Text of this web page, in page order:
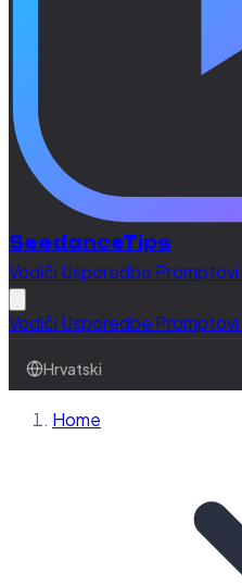
SeedanceTips
Vodiči Usporedbe Promptovi
Vodiči Usporedbe Promptovi
Hrvatski
Home